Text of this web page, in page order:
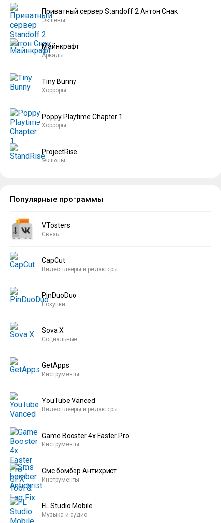
Приватный сервер Standoff 2 Антон Снак
Экшены
Майнкрафт
Аркады
Tiny Bunny
Хорроры
Poppy Playtime Chapter 1
Хорроры
ProjectRise
Экшены
Популярные программы
VTosters
Связь
CapCut
Видеоплееры и редакторы
PinDuoDuo
Покупки
Sova X
Социальные
GetApps
Инструменты
YouTube Vanced
Видеоплееры и редакторы
Game Booster 4x Faster Pro
Инструменты
Смс бомбер Антихрист
Инструменты
FL Studio Mobile
Музыка и аудио